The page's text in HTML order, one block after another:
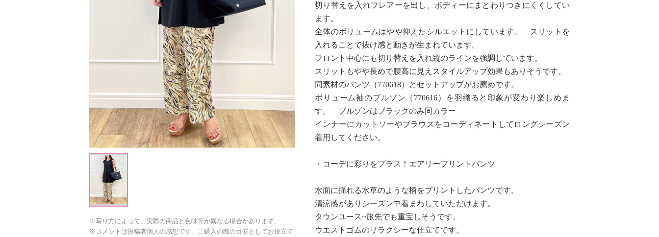
※写り方によって、実際の商品と色味等が異なる場合があります。
※コメントは投稿者個人の感想です。ご購入の際の目安としてお役立て
切り替えを入れフレアーを出し、ボディーにまとわりつきにくくしてい
ます。
全体のボリュームはやや抑えたシルエットにしています。 スリットを
入れることで抜け感と動きが生まれています。
フロント中心にも切り替えを入れ縦のラインを強調しています。
スリットもやや長めで腰高に見えスタイルアップ効果もありそうです。
同素材のパンツ（770618）とセットアップがお薦めです。
ボリューム袖のブルゾン（770616）を羽織ると印象が変わり楽しめま
す。 ブルゾンはブラックのみ同カラー
インナーにカットソーやブラウスをコーディネートしてロングシーズン
着用してください。
・コーデに彩りをプラス！エアリープリントパンツ
水面に揺れる水草のような柄をプリントしたパンツです。
清涼感がありシーズン中着まわしていただけます。
タウンユース~旅先でも重宝しそうです。
ウエストゴムのリラクシーな仕立てです。